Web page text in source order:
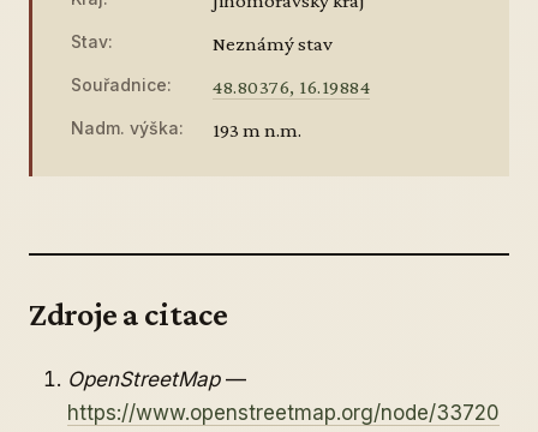
Stav: Neznámý stav
Souřadnice: 48.80376, 16.19884
Nadm. výška: 193 m n.m.
Zdroje a citace
OpenStreetMap—
https://www.openstreetmap.org/node/33720